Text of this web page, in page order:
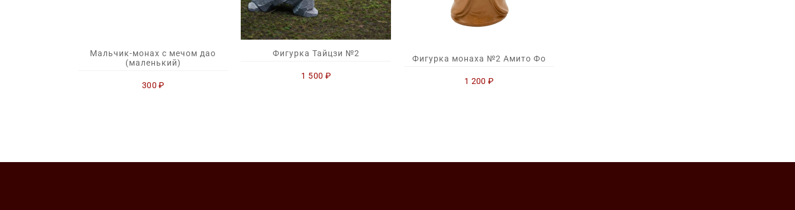
Мальчик-монах с мечом дао
(маленький)
300₽
Фигурка Тайцзи №2
1 500 ₽
Фигурка монаха №2 Амито Фо
1 200₽